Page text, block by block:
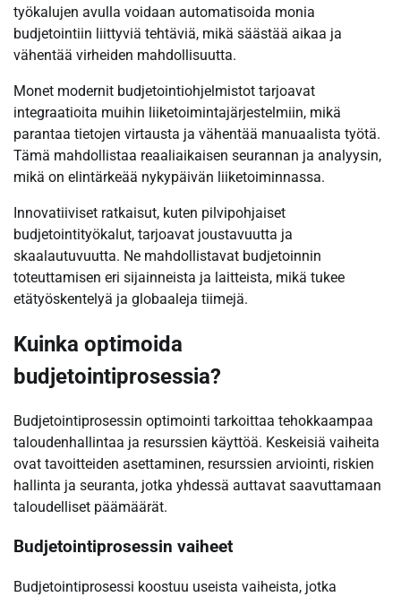
työkalujen avulla voidaan automatisoida monia
budjetointiin liittyviä tehtäviä, mikä säästää aikaa ja
vähentää virheiden mahdollisuutta.
Monet modernit budjetointiohjelmistot tarjoavat
integraatioita muihin liiketoimintajärjestelmiin, mikä
parantaa tietojen virtausta ja vähentää manuaalista työtä.
Tämä mahdollistaa reaaliaikaisen seurannan ja analyysin,
mikä on elintärkeää nykypäivän liiketoiminnassa.
Innovatiiviset ratkaisut, kuten pilvipohjaiset
budjetointityökalut, tarjoavat joustavuutta ja
skaalautuvuutta. Ne mahdollistavat budjetoinnin
toteuttamisen eri sijainneista ja laitteista, mikä tukee
etätyöskentelyä ja globaaleja tiimejä.
Kuinka optimoida
budjetointiprosessia?
Budjetointiprosessin optimointi tarkoittaa tehokkaampaa
taloudenhallintaa ja resurssien käyttöä. Keskeisiä vaiheita
ovat tavoitteiden asettaminen, resurssien arviointi, riskien
hallinta ja seuranta, jotka yhdessä auttavat saavuttamaan
taloudelliset päämäärät.
Budjetointiprosessin vaiheet
Budjetointiprosessi koostuu useista vaiheista, jotka